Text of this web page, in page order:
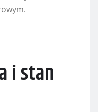
i stan